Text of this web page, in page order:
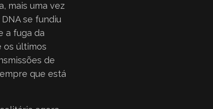
mais uma vez
se fundiu
a fuga da
os últimos
de
que está